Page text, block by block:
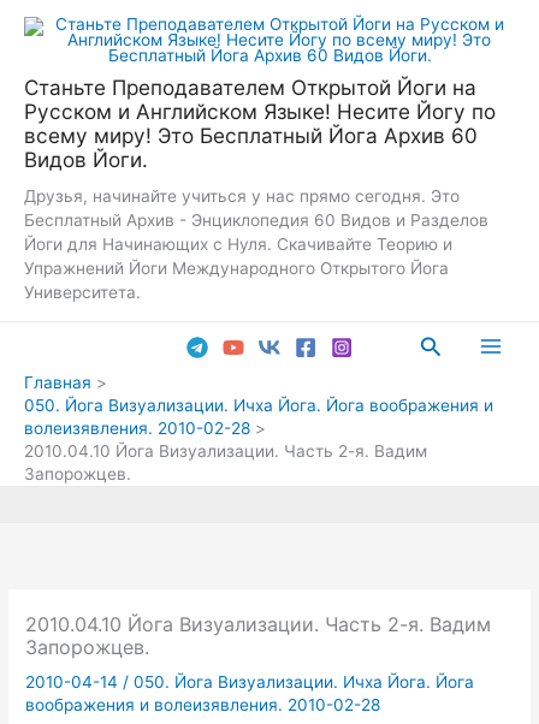
Перейти
Станьте Преподавателем Открытой Йоги на
Русском и Английском Языке! Несите Йогу по
всему миру! Это Бесплатный Йога Архив 60
Видов Йоги.
Друзья, начинайте учиться у нас прямо сегодня. Это
Бесплатный Архив - Энциклопедия 60 Видов и Разделов
Йоги для Начинающих с Нуля. Скачивайте Теорию и
Упражнений Йоги Международного Открытого Йога
Университета.
Поиск
Главная
050. Йога Визуализации. Ичха Йога. Йога воображения и
волеизявления. 2010-02-28
2010.04.10 Йога Визуализации. Часть 2-я. Вадим
Запорожцев.
2010.04.10 Йога Визуализации. Часть 2-я. Вадим
Запорожцев.
2010-04-14 /050. Йога Визуализации. Ичха Йога. Йога
воображения и волеизявления. 2010-02-28